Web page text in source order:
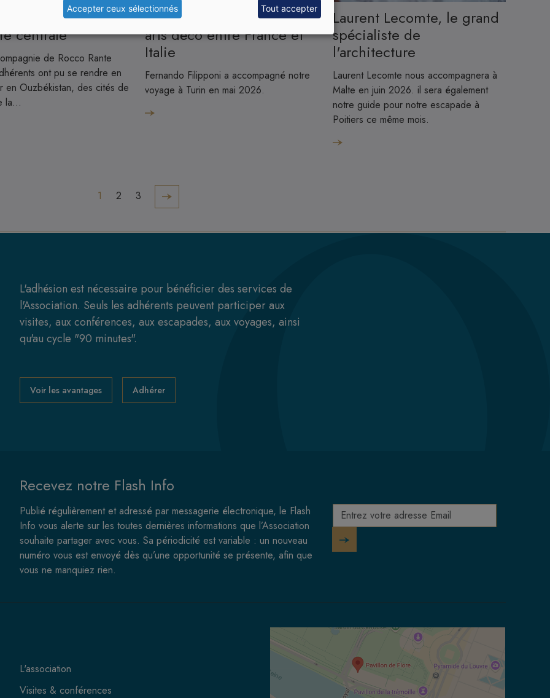
centrale
de Rocco Rante
ont pu se rendre en
en Ouzbékistan, des cités de
la…
Image
Fernando Filipponi et les
arts déco entre France et
Italie
Fernando Filipponi a accompagné notre
voyage à Turin en mai 2026.
Laurent Lecomte, le grand
spécialiste de
l'architecture
Laurent Lecomte nous accompagnera à
Malte en juin 2026. il sera également
notre guide pour notre escapade à
Poitiers ce même mois.
1 2 3 Page suivante
L'adhésion est nécessaire pour bénéficier des services de
l'Association. Seuls les adhérents peuvent participer aux
visites, aux conférences, aux escapades, aux voyages, ainsi
qu'au cycle "90 minutes".
Voir les avantages Adhérer
Recevez notre Flash Info
Publié régulièrement et adressé par messagerie électronique, le Flash
Info vous alerte sur les toutes dernières informations que l’Association
souhaite partager avec vous. Sa périodicité est variable : un nouveau
numéro vous est envoyé dès qu’une opportunité se présente, afin que
vous ne manquiez rien.
L'association
Visites & conférences
Accepter ceux sélectionnés Tout accepter